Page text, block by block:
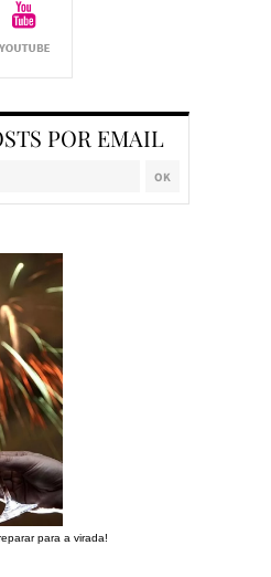
POR EMAIL
para a virada!